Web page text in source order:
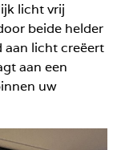
licht vrij
beide helder
aan licht creëert
aan een
uw